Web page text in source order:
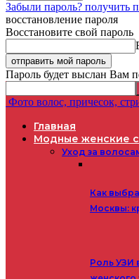
Забыли пароль? получить
восстановление пароля
Восстановите свой пароль
Пароль будет выслан Вам
Фото волос, причесок,
Главная
Модные женские
Уход за
Как
Москвы:
Роль УЗИ